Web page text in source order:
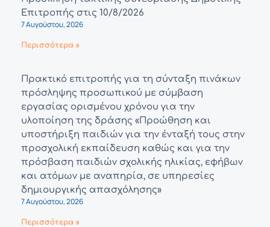
Επιτροπής στις 10/8/2026
7 Αυγούστου, 2026
Περισσότερα »
Πρακτικό επιτροπής για τη σύνταξη πινάκων
πρόσληψης προσωπικού με σύμβαση
εργασίας ορισμένου χρόνου για την
υλοποίηση της δράσης «Προώθηση και
υποστήριξη παιδιών για την ένταξή τους στην
προσχολική εκπαίδευση καθώς και για την
πρόσβαση παιδιών σχολικής ηλικίας, εφήβων
και ατόμων με αναπηρία, σε υπηρεσίες
δημιουργικής απασχόλησης»
7 Αυγούστου, 2026
Περισσότερα »